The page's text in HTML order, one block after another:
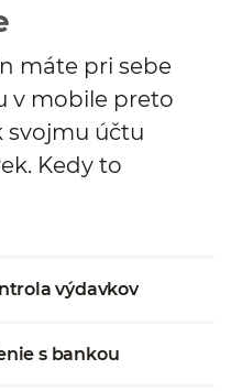
máte pri sebe
v mobile preto
svojmu účtu
Kedy to
výdavkov
s bankou